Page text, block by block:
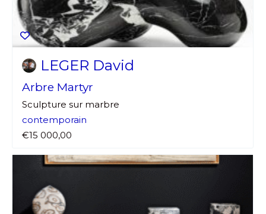
LEGER David
Arbre Martyr
Sculpture sur marbre
contemporain
€15 000,00